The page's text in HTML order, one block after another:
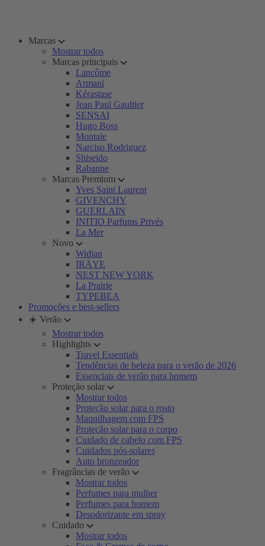
Marcas
Mostrar todos
Marcas principais
Lancôme
Armani
Kérastase
Jean Paul Gaultier
SENSAI
Hugo Boss
Montale
Narciso Rodriguez
Shiseido
Rabanne
Marcas Premium
Yves Saint Laurent
GIVENCHY
GUERLAIN
INITIO Parfums Privés
La Mer
Novo
Widian
IRÄYE
NEST NEW YORK
La Prairie
TYPEBEA
Promoções e best-sellers
☀️ Verão
Mostrar todos
Highlights
Travel Essentials
Tendências de beleza para o verão de 2026
Essenciais de verão para homem
Proteção solar
Mostrar todos
Proteção solar para o rosto
Maquilhagem com FPS
Proteção solar para o corpo
Cuidado de cabelo com FPS
Cuidados pós-solares
Auto bronzeador
Fragrâncias de verão
Mostrar todos
Perfumes para mulher
Perfumes para homem
Desodorizante em spray
Cuidado
Mostrar todos